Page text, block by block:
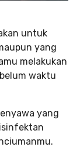
untuk
yang
melakukan
waktu
yang